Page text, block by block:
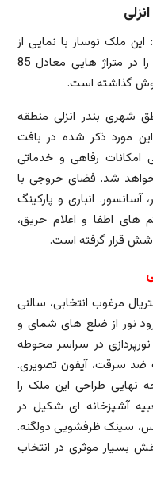
: این ملک نوساز با نمایی از
سنگ، واحد هایی واقع در طبقه دوم را در متراژ هایی معادل 85
شهری بندر انزلی منطقه
مورد ذکر شده در بافت
امکانات رفاهی و خدماتی
شد. فضای خروجی با
دار، آسانسور. انباری و پارکینگ
های اطفا و اعلام حریق،
قرار گرفته است.
مرغوب انتخابی، سالنی
نور از ضلع های شمای و
در سراسر محوطه
سرقت، آیفون تصویری.
نهایی طراحی این ملک را
آشپزخانه ای شکیل در
سینک ظرفشویی دولگنه.
بسیار موثری در انتخاب